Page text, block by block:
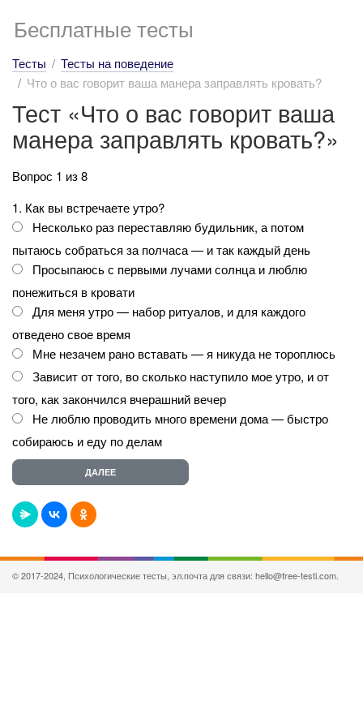
Бесплатные тесты
Тесты
Тесты на поведение
Что о вас говорит ваша манера заправлять кровать?
Тест «Что о вас говорит ваша
манера заправлять кровать?»
Вопрос 1 из 8
1. Как вы встречаете утро?
Несколько раз переставляю будильник, а потом
пытаюсь собраться за полчаса — и так каждый день
Просыпаюсь с первыми лучами солнца и люблю
понежиться в кровати
Для меня утро — набор ритуалов, и для каждого
отведено свое время
Мне незачем рано вставать — я никуда не тороплюсь
Зависит от того, во сколько наступило мое утро, и от
того, как закончился вчерашний вечер
Не люблю проводить много времени дома — быстро
собираюсь и еду по делам
© 2017-2024, Психологические тесты, эл.почта для связи: hello@free-testi.com.